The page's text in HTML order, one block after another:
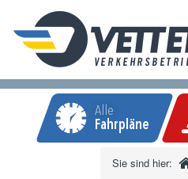
Alle
Fahrpläne
Sie sind hier: